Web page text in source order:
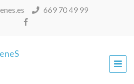
669 70 49 99
Centro Infantil